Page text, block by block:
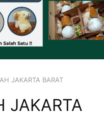
JAKARTA BARAT
JAKARTA